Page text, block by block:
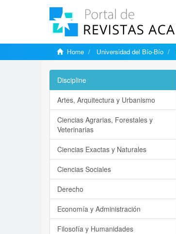
Home Universidad del Bío-Bío
Discipline
Artes, Arquitectura y Urbanismo
Ciencias Agrarias, Forestales y
Veterinarias
Ciencias Exactas y Naturales
Ciencias Sociales
Derecho
Economía y Administración
Filosofía y Humanidades